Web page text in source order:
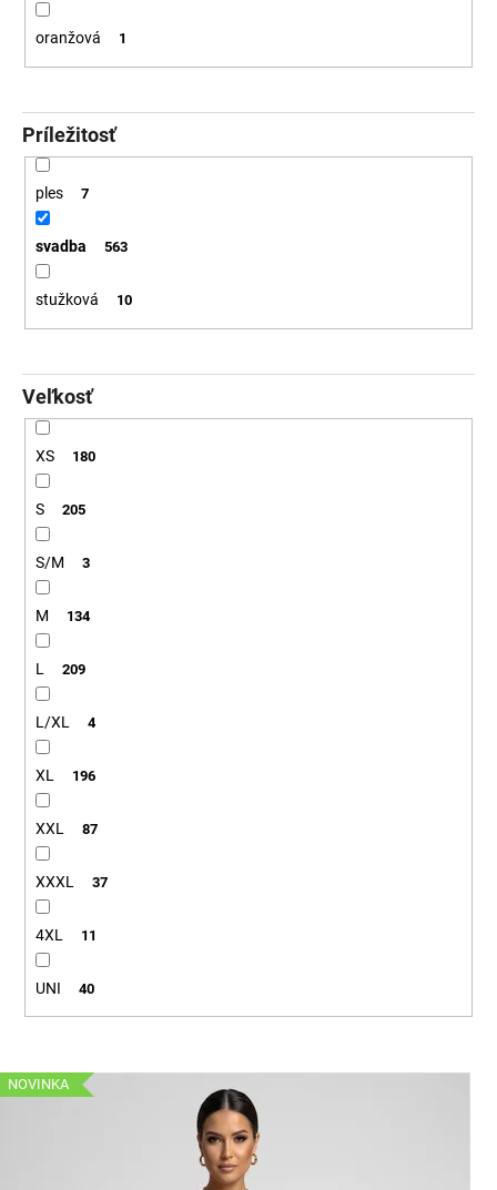
oranžová 1
Príležitosť
ples 7
svadba 563
stužková 10
Veľkosť
XS 180
S 205
S/M 3
M 134
L 209
L/XL 4
XL 196
XXL 87
XXXL 37
4XL 11
UNI 40
V
NOVINKA